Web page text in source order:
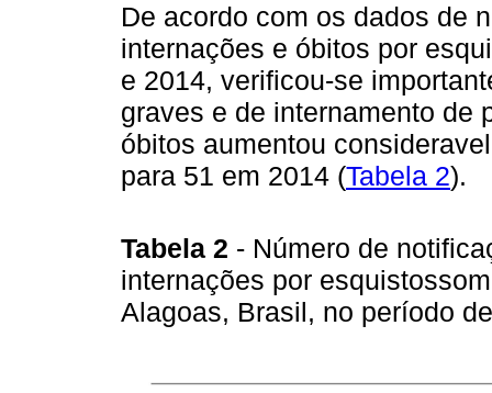
De acordo com os dados de
internações e óbitos por
e 2014, verificou-se
graves e de internamento de
óbitos aumentou
para 51 em 2014 (Tabela 2).
Tabela 2 - Número de
internações por
Alagoas, Brasil, no período